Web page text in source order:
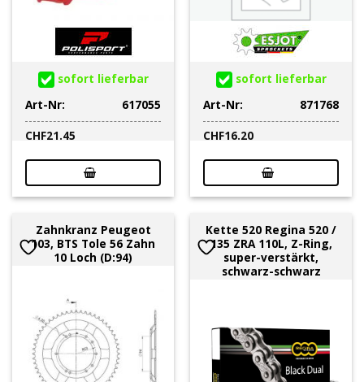
sofort lieferbar
Art-Nr:
617055
CHF21.45
sofort lieferbar
Art-Nr:
871768
CHF16.20
Zahnkranz Peugeot
103, BTS Tole 56 Zahn
10 Loch (D:94)
Kette 520 Regina 520 /
135 ZRA 110L, Z-Ring,
super-verstärkt,
schwarz-schwarz